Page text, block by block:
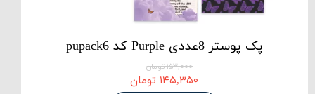
پک پوستر 8عددی Purple کد pupack6
۱۵۳,۰۰۰ تومان
۱۴۵,۳۵۰ تومان